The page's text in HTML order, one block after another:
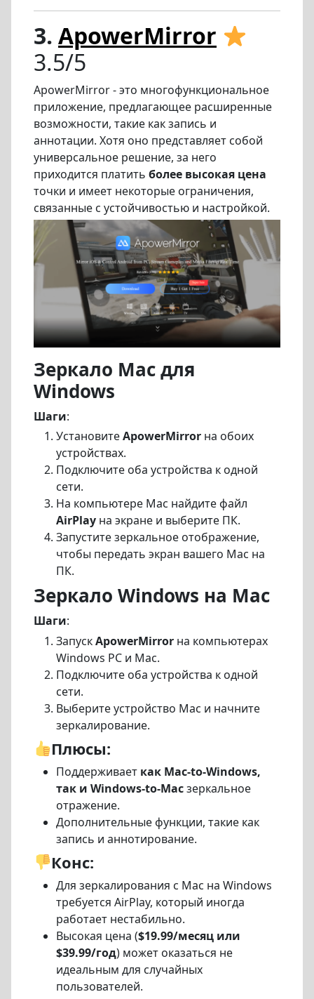
3. ApowerMirror
3.5/5
ApowerMirror - это многофункциональное
приложение, предлагающее расширенные
возможности, такие как запись и
аннотации. Хотя оно представляет собой
универсальное решение, за него
приходится платить более высокая цена
точки и имеет некоторые ограничения,
связанные с устойчивостью и настройкой.
Зеркало Mac для
Windows
Шаги:
УстановитеApowerMirror на обоих
устройствах.
Подключите оба устройства к одной
сети.
На компьютере Mac найдите файл
AirPlay на экране и выберите ПК.
Запустите зеркальное отображение,
чтобы передать экран вашего Mac на
ПК.
Зеркало Windows на Mac
Шаги:
ЗапускApowerMirror на компьютерах
Windows PC и Mac.
Подключите оба устройства к одной
сети.
Выберите устройство Mac и начните
зеркалирование.
Плюсы:
Поддерживает как Mac-to-Windows,
так и Windows-to-Macзеркальное
отражение.
Дополнительные функции, такие как
запись и аннотирование.
Конс:
Для зеркалирования с Mac на Windows
требуется AirPlay, который иногда
работает нестабильно.
Высокая цена ($19.99/месяц или
$39.99/год) может оказаться не
идеальным для случайных
пользователей.